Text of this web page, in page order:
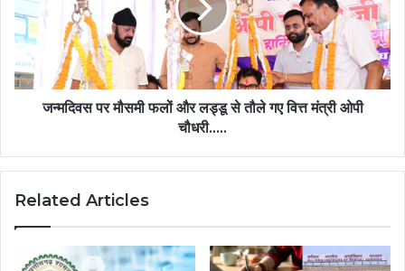
जन्मदिवस पर मौसमी फलों और लड्डू से तौले गए वित्त मंत्री ओपी
चौधरी…..
Related Articles